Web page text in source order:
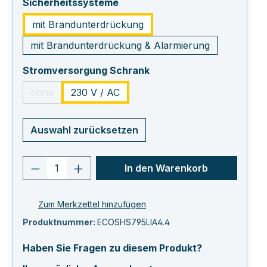
mit Brandunterdrückung
mit Brandunterdrückung & Alarmierung
Stromversorgung Schrankauswählen
(Diese Option ist zurzeit nicht verfügbar.)
230 V / AC
Auswahl zurücksetzen
Produkt Anzahl: Gib den
In den Warenkorb
Zum Merkzettel hinzufügen
Produktnummer: ECOSHS795LIA4.4
Haben Sie Fragen zu diesem Produkt?